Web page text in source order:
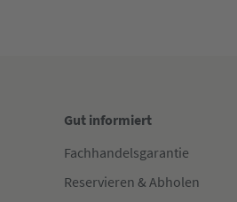
Gut informiert
Fachhandelsgarantie
Reservieren & Abholen